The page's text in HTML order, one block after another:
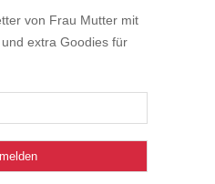
von Frau Mutter mit
extra Goodies für